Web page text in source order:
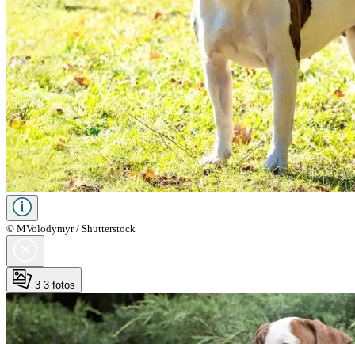
© MVolodymyr / Shutterstock
3 3 fotos